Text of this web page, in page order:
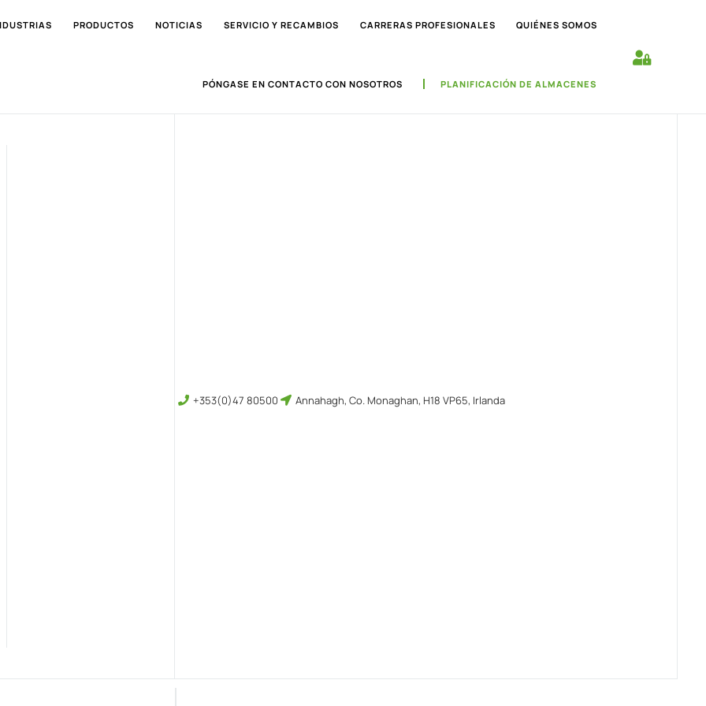
PRODUCTOS NOTICIAS SERVICIO Y RECAMBIOS CARRERAS PROFESIONALES QUIÉNES SOMOS
PÓNGASE EN CONTACTO CON NOSOTROS PLANIFICACIÓN DE ALMACENES
+353(0)47 80500 Annahagh, Co. Monaghan, H18 VP65, Irlanda